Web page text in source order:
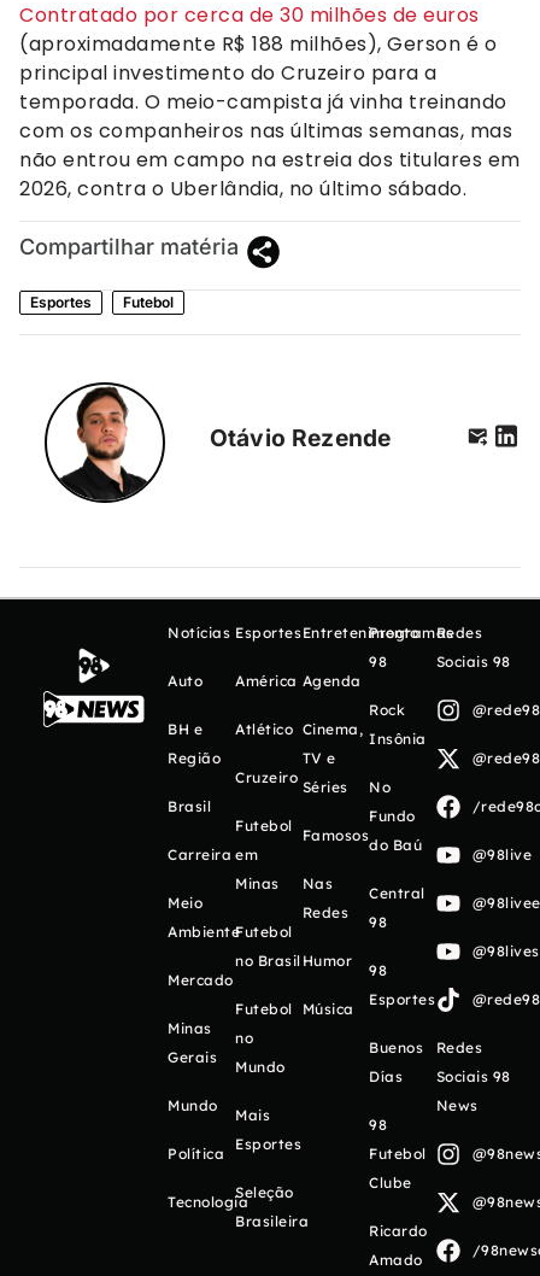
Contratado por cerca de 30 milhões de euros
(aproximadamente R$ 188 milhões), Gerson é o
principal investimento do Cruzeiro para a
temporada. O meio-campista já vinha treinando
com os companheiros nas últimas semanas, mas
não entrou em campo na estreia dos titulares em
2026, contra o Uberlândia, no último sábado.
Compartilhar matéria
Esportes Futebol
Otávio Rezende
Notícias
Auto
BH e
Região
Brasil
Carreira
Meio
Ambiente
Mercado
Minas
Gerais
Mundo
Política
Tecnologia
Esportes
América
Atlético
Cruzeiro
Futebol
em
Minas
Futebol
no Brasil
Futebol
no
Mundo
Mais
Esportes
Seleção
Brasileira
Entretenimento
Agenda
Cinema,
TV e
Séries
Famosos
Nas
Redes
Humor
Música
Programas
98
Rock
Insônia
No
Fundo
do Baú
Central
98
98
Esportes
Buenos
Días
98
Futebol
Clube
Ricardo
Amado
Redes
Sociais 98
/
@98live
Redes
Sociais 98
News
/